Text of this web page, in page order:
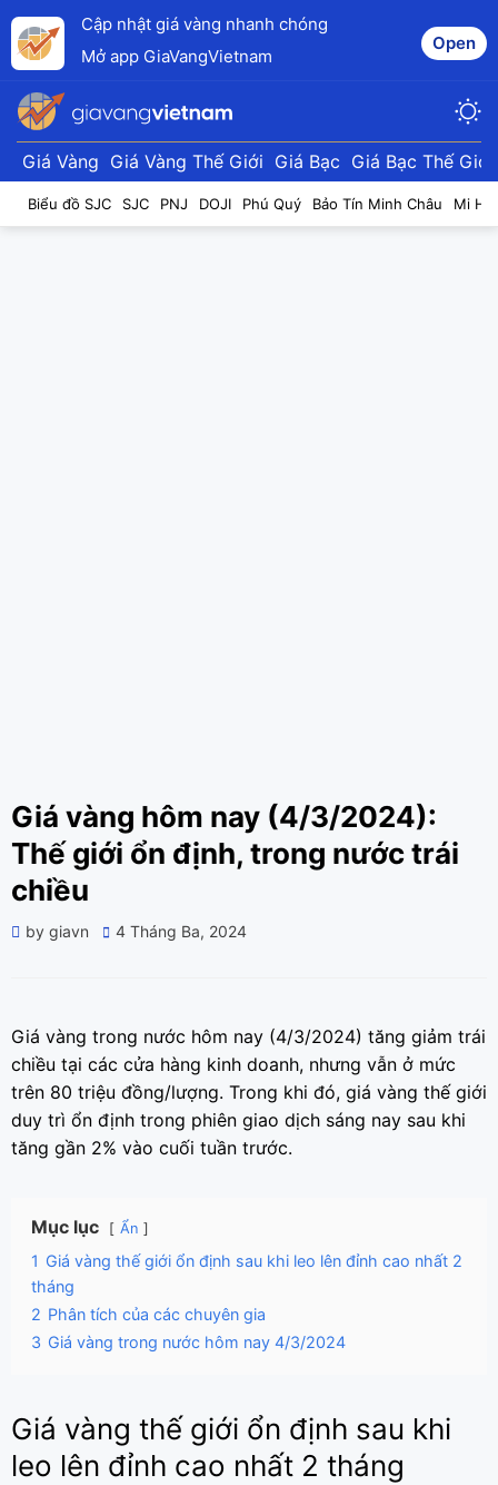
Cập nhật giá vàng nhanh chóng
Mở app GiaVangVietnam
Open
Giá Vàng Giá Vàng Thế Giới Giá Bạc Giá Bạc Thế Giới
Biểu đồ SJC SJC PNJ DOJI Phú Quý Bảo Tín Minh Châu Mi
Giá vàng hôm nay (4/3/2024):
Thế giới ổn định, trong nước trái
chiều
by giavn
Posted
4 Tháng Ba, 2024
Giá vàng trong nước hôm nay (4/3/2024) tăng giảm trái
chiều tại các cửa hàng kinh doanh, nhưng vẫn ở mức
trên 80 triệu đồng/lượng. Trong khi đó, giá vàng thế giới
duy trì ổn định trong phiên giao dịch sáng nay sau khi
tăng gần 2% vào cuối tuần trước.
Mục lục Ẩn
1 Giá vàng thế giới ổn định sau khi leo lên đỉnh cao nhất 2
tháng
2 Phân tích của các chuyên gia
3 Giá vàng trong nước hôm nay 4/3/2024
Giá vàng thế giới ổn định sau khi
leo lên đỉnh cao nhất 2 tháng